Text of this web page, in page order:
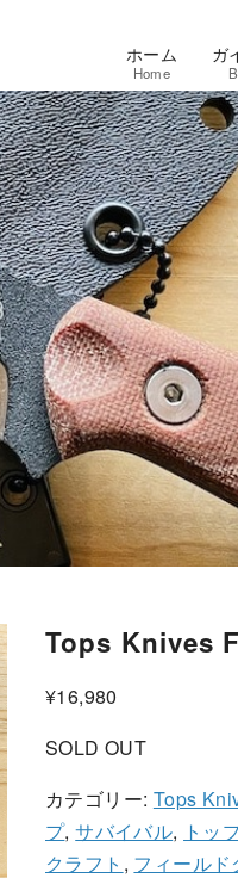
ホーム
Home
ガ
Tops Knives
¥16,980
SOLD OUT
カテゴリー: Tops
プ,サバイバル, トッ
クラフト , フィール